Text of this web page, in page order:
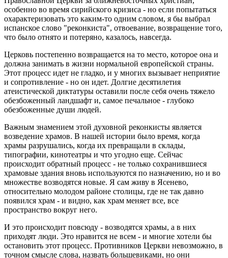
особенно во время сирийского кризиса - но если попытаться
охарактеризовать это каким-то одним словом, я бы выбрал
испанское слово "реконкиста", отвоевание, возвращение того,
что было отнято и потеряно, казалось, навсегда.
Церковь постепенно возвращается на то место, которое она и
должна занимать в жизни нормальной европейской страны.
Этот процесс идет не гладко, и у многих вызывает неприятие
и сопротивление - но он идет. Долгие десятилетия
атеистической диктатуры оставили после себя очень тяжело
обезбоженный ландшафт и, самое печальное - глубоко
обезбоженные души людей.
Важным знамением этой духовной реконкисты является
возведение храмов. В нашей истории было время, когда
храмы разрушались, когда их превращали в склады,
типографии, кинотеатры и что угодно еще. Сейчас
происходит обратный процесс - не только сохранившиеся
храмовые здания вновь используются по назначению, но и во
множестве возводятся новые. Я сам живу в Ясенево,
относительно молодом районе столицы, где не так давно
появился храм - и видно, как храм меняет все, все
пространство вокруг него.
И это происходит повсюду - возводятся храмы, а в них
приходят люди. Это нравится не всем - и многие хотели бы
остановить этот процесс. Противников Церкви невозможно, в
точном смысле слова, назвать большевиками, но они